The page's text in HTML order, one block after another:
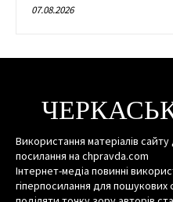
07.08.2026
Використання матеріалів
посилання на chpravda.com
Інтернет-медіа повинні
гіперпосилання для